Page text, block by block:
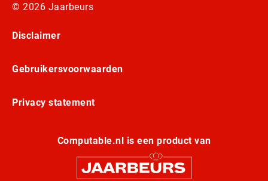
© 2026 Jaarbeurs
Disclaimer
Gebruikersvoorwaarden
Privacy statement
Computable.nl is een product van